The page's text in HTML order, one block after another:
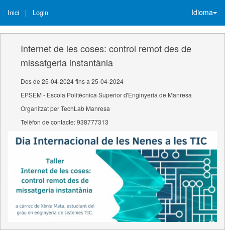
Inici | Login Idioma
Internet de les coses: control remot des de
missatgeria instantània
Des de 25-04-2024 fins a 25-04-2024
EPSEM - Escola Politècnica Superior d'Enginyeria de Manresa
Organitzat per TechLab Manresa
Telèfon de contacte: 938777313